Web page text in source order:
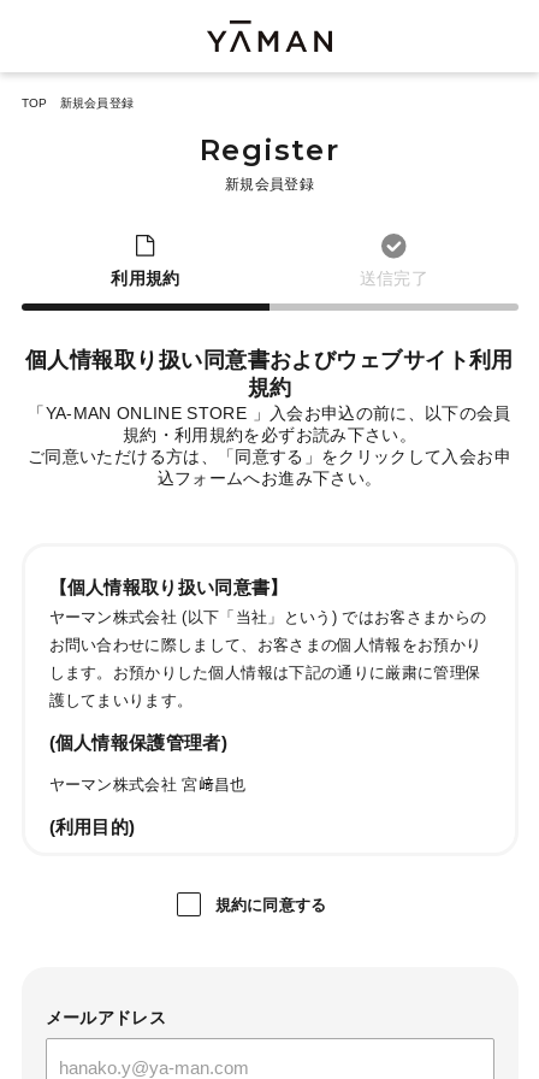
TOP 新規会員登録
Register
新規会員登録
利用規約 送信完了
個人情報取り扱い同意書およびウェブサイト利用
規約
「YA-MAN ONLINE STORE 」入会お申込の前に、以下の会員
規約・利用規約を必ずお読み下さい。
ご同意いただける方は、「同意する」をクリックして入会お申
込フォームへお進み下さい。
【個人情報取り扱い同意書】
ヤーマン株式会社 (以下「当社」という) ではお客さまからの
お問い合わせに際しまして、お客さまの個人情報をお預かり
します。お預かりした個人情報は下記の通りに厳粛に管理保
護してまいります。
(個人情報保護管理者)
ヤーマン株式会社 宮﨑昌也
(利用目的)
試供品・カタログ・DM・情報誌・ご案内等の発送のため
当社のサービスのご案内、サポート情報の提供のため
サービス利用状況に応じた広告表示のため
成果確認のため
規約に同意する
メールアドレス